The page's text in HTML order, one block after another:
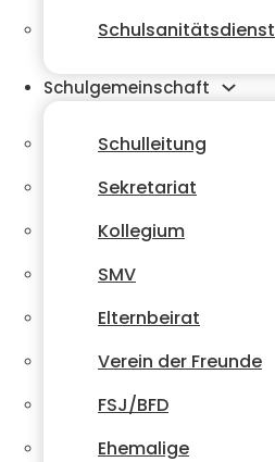
Schulsanitätsdienst
Schulgemeinschaft
Schulleitung
Sekretariat
Kollegium
SMV
Elternbeirat
Verein der Freunde
FSJ/BFD
Ehemalige